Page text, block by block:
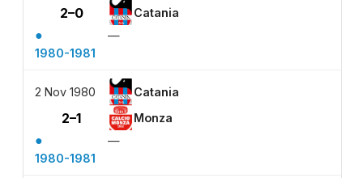
2–0 Catania
●
—
1980-1981
2 Nov 1980 Catania
2–1 Monza
●
—
1980-1981